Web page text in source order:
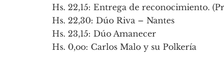
Hs. 22,15: Entrega de reconocimiento.
Hs. 22,30: Dúo Riva – Nantes
Hs. 23,15: Dúo Amanecer
Hs. 0,oo: Carlos Malo y su Polkería